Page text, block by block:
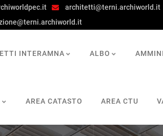
architetti@terni.archiworld.it
INTERAMNA ALBO
AREA CATASTO AREA CTU